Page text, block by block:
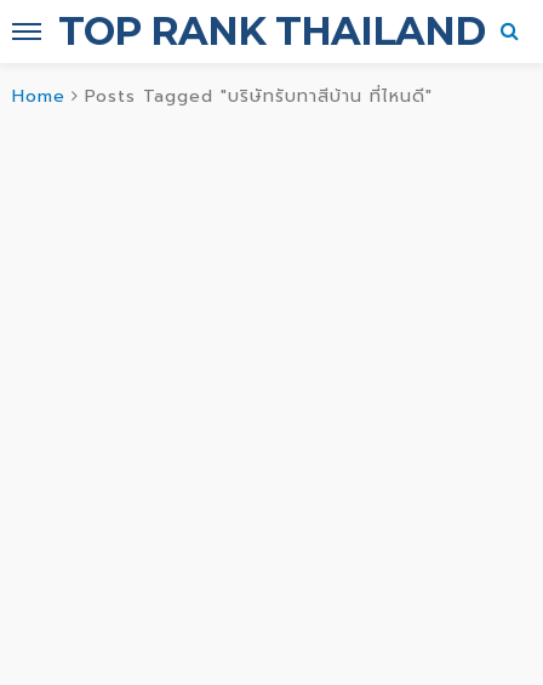
TOP RANK THAILAND
Home Posts Tagged "บริษัทรับทาสีบ้าน ที่ไหนดี"